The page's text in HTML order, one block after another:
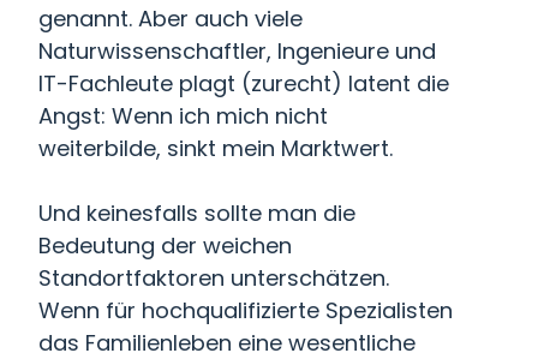
genannt. Aber auch viele
Naturwissenschaftler, Ingenieure und
IT-Fachleute plagt (zurecht) latent die
Angst: Wenn ich mich nicht
weiterbilde, sinkt mein Marktwert.
Und keinesfalls sollte man die
Bedeutung der weichen
Standortfaktoren unterschätzen.
Wenn für hochqualifizierte Spezialisten
das Familienleben eine wesentliche